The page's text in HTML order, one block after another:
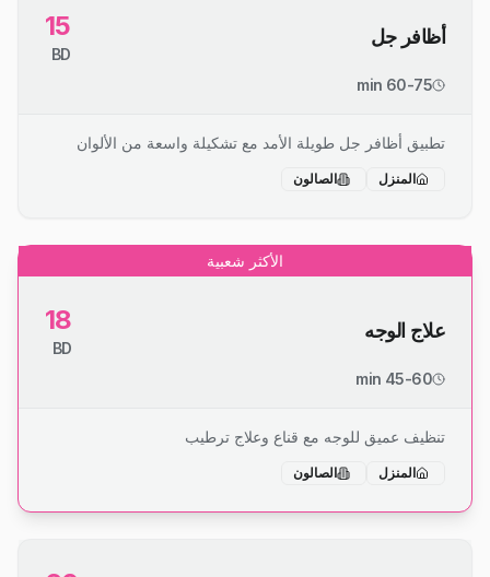
أظافر جل 15
BD
60-75 min
تطبيق أظافر جل طويلة الأمد مع تشكيلة واسعة من الألوان
المنزل الصالون
الأكثر شعبية
علاج الوجه 18
BD
45-60 min
تنظيف عميق للوجه مع قناع وعلاج ترطيب
المنزل الصالون